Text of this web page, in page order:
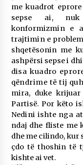
me kuadrot eprore
sepse ai, nuk
konformizmin e
trajtimin e
shqetësonin me
ashpërsi sepse i
disa kuadro
qëndrime të tij
mira, duke
Partisë. Por këto
Nedini ishte nga
ndaj dhe fliste me
dhe me cilindo, kur
çdo të thoshin të
kishte ai vet.